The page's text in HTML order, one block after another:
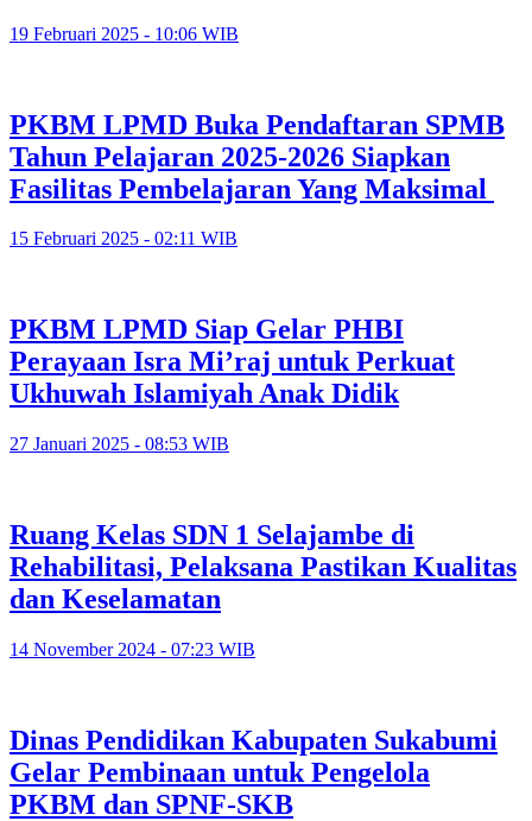
19 Februari 2025 - 10:06 WIB
PKBM LPMD Buka Pendaftaran SPMB
Tahun Pelajaran 2025-2026 Siapkan
Fasilitas Pembelajaran Yang Maksimal
15 Februari 2025 - 02:11 WIB
PKBM LPMD Siap Gelar PHBI
Perayaan Isra Mi’raj untuk Perkuat
Ukhuwah Islamiyah Anak Didik
27 Januari 2025 - 08:53 WIB
Ruang Kelas SDN 1 Selajambe di
Rehabilitasi, Pelaksana Pastikan Kualitas
dan Keselamatan
14 November 2024 - 07:23 WIB
Dinas Pendidikan Kabupaten Sukabumi
Gelar Pembinaan untuk Pengelola
PKBM dan SPNF-SKB